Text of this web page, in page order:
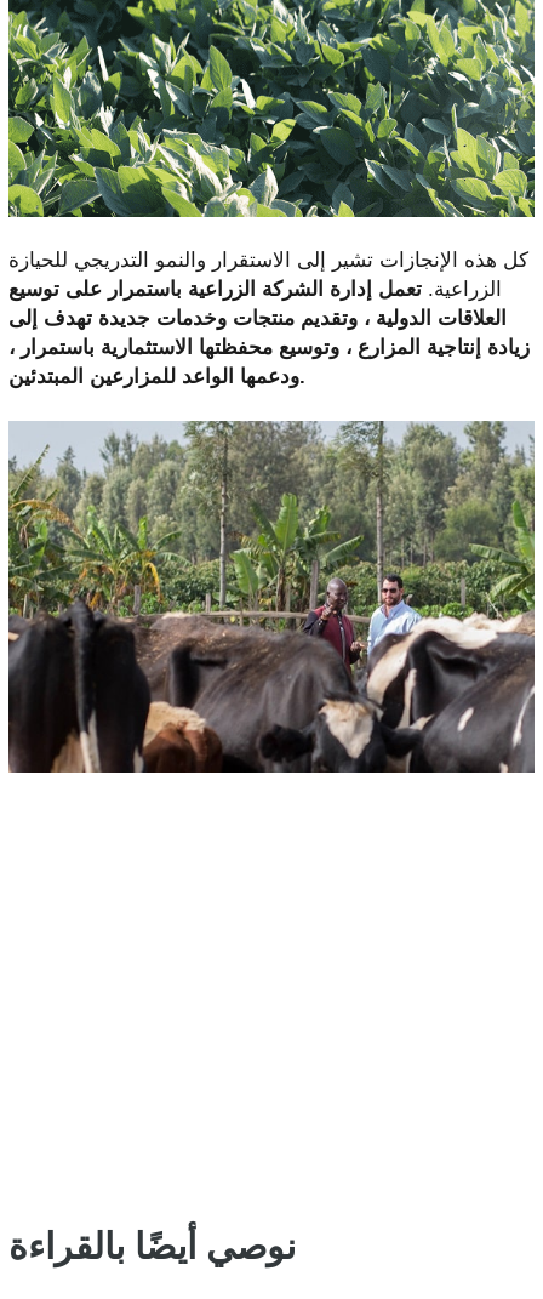
كل هذه الإنجازات تشير إلى الاستقرار والنمو التدريجي للحيازة
الزراعية.تعمل إدارة الشركة الزراعية باستمرار على توسيع
العلاقات الدولية ، وتقديم منتجات وخدمات جديدة تهدف إلى
زيادة إنتاجية المزارع ، وتوسيع محفظتها الاستثمارية باستمرار ،
ودعمها الواعد للمزارعين المبتدئين.
نوصي أيضًا بالقراءة